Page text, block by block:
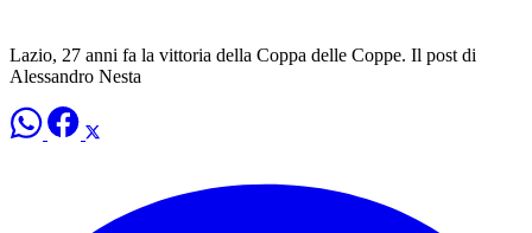
Lazio, 27 anni fa la vittoria della Coppa delle Coppe. Il post di
Alessandro Nesta